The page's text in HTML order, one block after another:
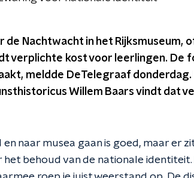
de Nachtwacht in het Rijksmuseum,
verplichte kost voor leerlingen. De
meldde DeTelegraaf
Willem Baars vindt dat
naar musea gaan is goed, maar er
het behoud van de nationale